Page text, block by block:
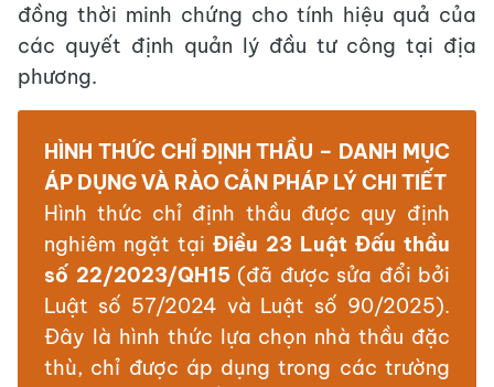
đồng thời minh chứng cho tính hiệu quả của
các quyết định quản lý đầu tư công tại địa
phương.
HÌNH THỨC CHỈ ĐỊNH THẦU – DANH MỤC
ÁP DỤNG VÀ RÀO CẢN PHÁP LÝ CHI TIẾT
Hình thức chỉ định thầu được quy định
nghiêm ngặt tại Điều 23 Luật Đấu thầu
số 22/2023/QH15(đã được sửa đổi bởi
Luật số 57/2024 và Luật số 90/2025).
Đây là hình thức lựa chọn nhà thầu đặc
thù, chỉ được áp dụng trong các trường